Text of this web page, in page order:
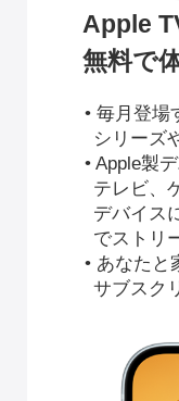
Apple
無料で
• 毎月登場
シリーズ
• Apple製
テレビ、
デバイス
でストリ
• あなたと
サブスク